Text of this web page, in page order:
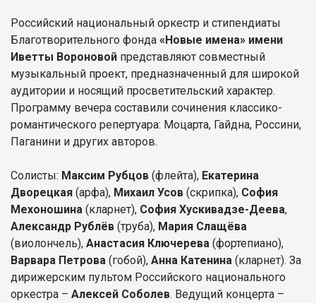
Российский национальный оркестр и стипендиаты
Благотворительного фонда «Новые имена» имени
Иветты Вороновой представляют совместный
музыкальный проект, предназначенный для широкой
аудитории и носящий просветительский характер.
Программу вечера составили сочинения классико-
романтического репертуара: Моцарта, Гайдна, Россини,
Паганини и других авторов.
Солисты: Максим Рубцов (флейта), Екатерина
Дворецкая (арфа), Михаил Усов (скрипка), София
Мехоношина (кларнет), София Хускивадзе-Деева,
Александр Рублёв (труба), Мария Слащёва
(виолончель), Анастасия Ключерева (фортепиано),
Варвара Петрова (гобой), Анна Катенина (кларнет). За
дирижерским пультом Российского национального
оркестра – Алексей Соболев. Ведущий концерта –